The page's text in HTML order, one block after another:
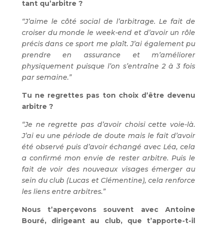
tant qu’arbitre ?
“J’aime le côté social de l’arbitrage. Le fait de
croiser du monde le week-end et d’avoir un rôle
précis dans ce sport me plaît. J’ai également pu
prendre en assurance et m’améliorer
physiquement puisque l’on s’entraîne 2 à 3 fois
par semaine.”
Tu ne regrettes pas ton choix d’être devenu
arbitre ?
“Je ne regrette pas d’avoir choisi cette voie-là.
J’ai eu une période de doute mais le fait d’avoir
été observé puis d’avoir échangé avec Léa, cela
a confirmé mon envie de rester arbitre. Puis le
fait de voir des nouveaux visages émerger au
sein du club (Lucas et Clémentine), cela renforce
les liens entre arbitres.”
Nous t’aperçevons souvent avec Antoine
Bouré, dirigeant au club, que t’apporte-t-il